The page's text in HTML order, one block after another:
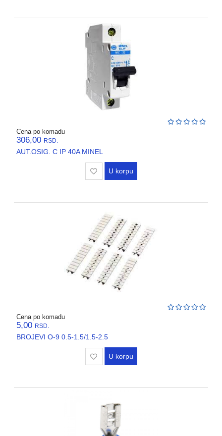
Cena po komadu
306,00 RSD.
AUT.OSIG. C IP 40A MINEL
U korpu
Cena po komadu
5,00 RSD.
BROJEVI O-9 0.5-1.5/1.5-2.5
U korpu